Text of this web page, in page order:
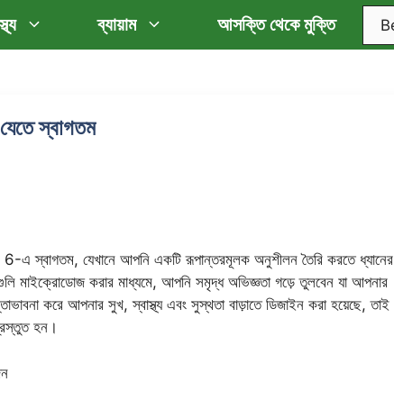
ব্যায়াম আসক্তি থেকে মুক্তি
স্বাগতম
6-এ স্বাগতম, যেখানে আপনি একটি রূপান্তরমূলক অনুশীলন তৈরি করতে ধ্যানের
মাইক্রোডোজ করার মাধ্যমে, আপনি সমৃদ্ধ অভিজ্ঞতা গড়ে তুলবেন যা আপনার
করে আপনার সুখ, স্বাস্থ্য এবং সুস্থতা বাড়াতে ডিজাইন করা হয়েছে, তাই
হন।